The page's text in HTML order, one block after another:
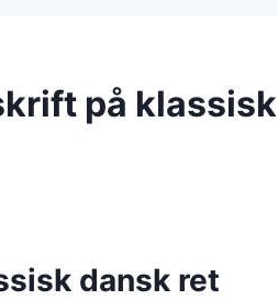
på klassisk
dansk ret